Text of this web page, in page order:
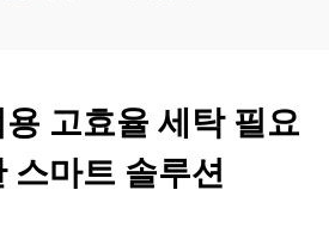
고효율 세탁 필요
스마트 솔루션